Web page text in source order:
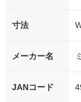
寸法
メーカー名
JANコード